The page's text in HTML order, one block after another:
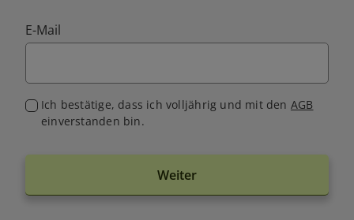
E-Mail
Ich bestätige, dass ich volljährig und mit den AGB
einverstanden bin.
Weiter